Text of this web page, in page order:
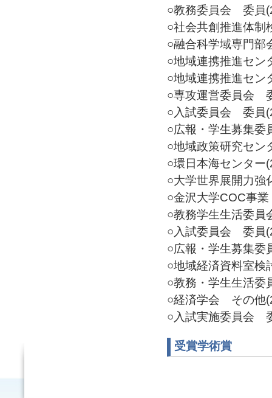
○教務委員会 委員
○社会共創推進体
○融合科学域専門
○地域連携推進セ
○地域連携推進セ
○専攻運営委員会
○入試委員会 委員
○広報・学生募集
○地域政策研究セ
○環日本海センター
○大学世界展開力
○金沢大学COC事
○教務学生生活委
○入試委員会 委員
○広報・学生募集
○地域経済資料室
○教務・学生生活
○経済学会 その他
○入試実施委員会
受賞学術賞